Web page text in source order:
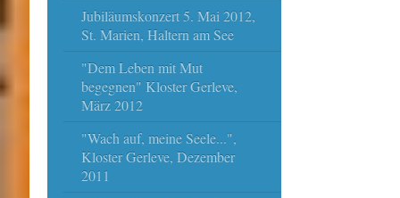
Jubiläumskonzert 5. Mai 2012,
St. Marien, Haltern am See
"Dem Leben mit Mut
begegnen" Kloster Gerleve,
März 2012
"Wach auf, meine Seele...",
Kloster Gerleve, Dezember
2011